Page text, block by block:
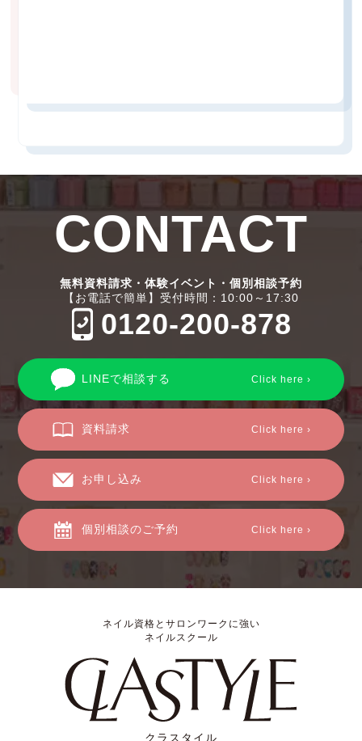
CONTACT
無料資料請求・体験イベント・個別相談予約
【お電話で簡単】受付時間：10:00～17:30
0120-200-878
LINEで相談する Click here ›
資料請求 Click here ›
お申し込み Click here ›
個別相談のご予約 Click here ›
ネイル資格とサロンワークに強い
ネイルスクール
クラスタイル